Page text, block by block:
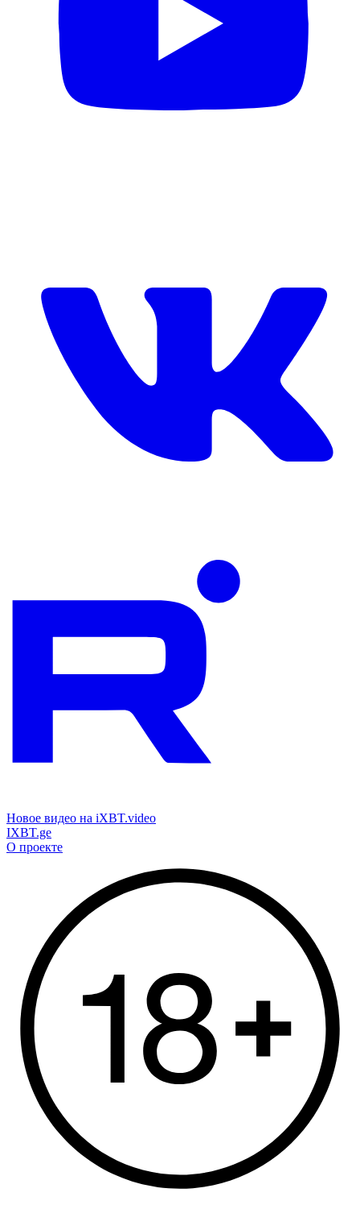
Новое видео на iXBT.video
IXBT.ge
О проекте